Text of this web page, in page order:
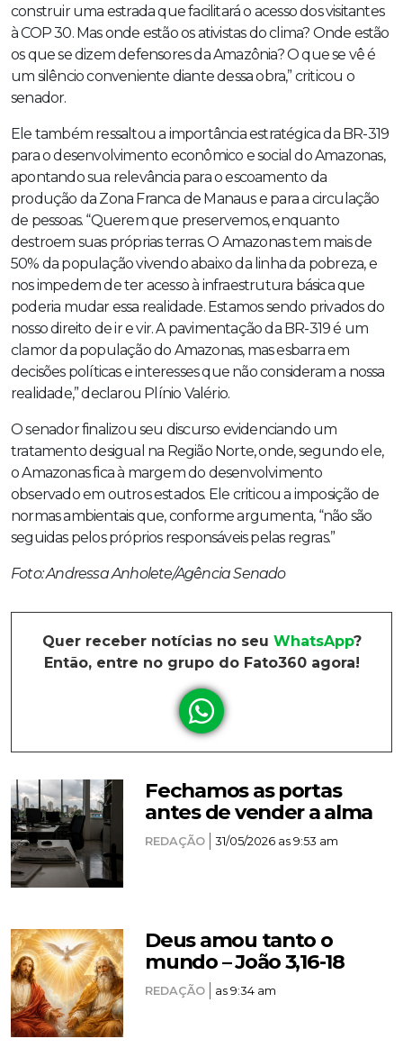
construir uma estrada que facilitará o acesso dos visitantes
à COP 30. Mas onde estão os ativistas do clima? Onde estão
os que se dizem defensores da Amazônia? O que se vê é
um silêncio conveniente diante dessa obra,” criticou o
senador.
Ele também ressaltou a importância estratégica da BR-319
para o desenvolvimento econômico e social do Amazonas,
apontando sua relevância para o escoamento da
produção da Zona Franca de Manaus e para a circulação
de pessoas. “Querem que preservemos, enquanto
destroem suas próprias terras. O Amazonas tem mais de
50% da população vivendo abaixo da linha da pobreza, e
nos impedem de ter acesso à infraestrutura básica que
poderia mudar essa realidade. Estamos sendo privados do
nosso direito de ir e vir. A pavimentação da BR-319 é um
clamor da população do Amazonas, mas esbarra em
decisões políticas e interesses que não consideram a nossa
realidade,” declarou Plínio Valério.
O senador finalizou seu discurso evidenciando um
tratamento desigual na Região Norte, onde, segundo ele,
o Amazonas fica à margem do desenvolvimento
observado em outros estados. Ele criticou a imposição de
normas ambientais que, conforme argumenta, “não são
seguidas pelos próprios responsáveis pelas regras.”
Foto: Andressa Anholete/Agência Senado
Quer receber notícias no seu WhatsApp?
Então, entre no grupo do Fato360 agora!
Fechamos as portas
antes de vender a alma
REDAÇÃO 31/05/2026 as 9:53 am
Deus amou tanto o
mundo – João 3,16-18
REDAÇÃO as 9:34 am